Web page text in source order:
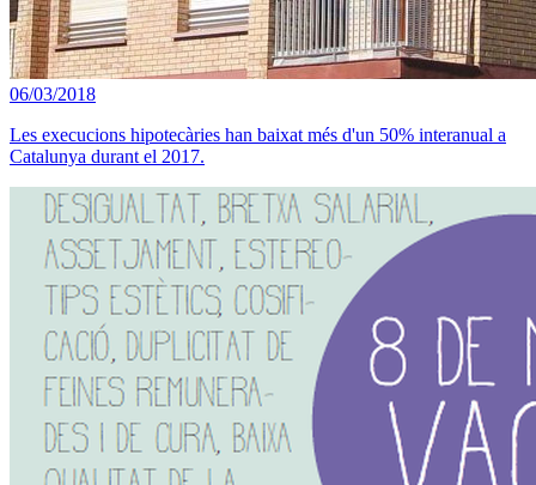
06/03/2018
Les execucions hipotecàries han baixat més d'un 50% interanual a
Catalunya durant el 2017.